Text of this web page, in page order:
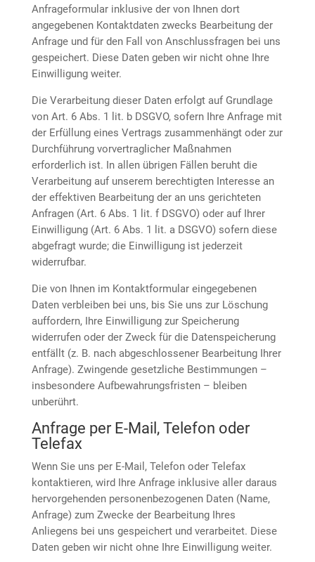
Anfrageformular inklusive der von Ihnen dort
angegebenen Kontaktdaten zwecks Bearbeitung der
Anfrage und für den Fall von Anschlussfragen bei uns
gespeichert. Diese Daten geben wir nicht ohne Ihre
Einwilligung weiter.
Die Verarbeitung dieser Daten erfolgt auf Grundlage
von Art. 6 Abs. 1 lit. b DSGVO, sofern Ihre Anfrage mit
der Erfüllung eines Vertrags zusammenhängt oder zur
Durchführung vorvertraglicher Maßnahmen
erforderlich ist. In allen übrigen Fällen beruht die
Verarbeitung auf unserem berechtigten Interesse an
der effektiven Bearbeitung der an uns gerichteten
Anfragen (Art. 6 Abs. 1 lit. f DSGVO) oder auf Ihrer
Einwilligung (Art. 6 Abs. 1 lit. a DSGVO) sofern diese
abgefragt wurde; die Einwilligung ist jederzeit
widerrufbar.
Die von Ihnen im Kontaktformular eingegebenen
Daten verbleiben bei uns, bis Sie uns zur Löschung
auffordern, Ihre Einwilligung zur Speicherung
widerrufen oder der Zweck für die Datenspeicherung
entfällt (z. B. nach abgeschlossener Bearbeitung Ihrer
Anfrage). Zwingende gesetzliche Bestimmungen –
insbesondere Aufbewahrungsfristen – bleiben
unberührt.
Anfrage per E-Mail, Telefon oder
Telefax
Wenn Sie uns per E-Mail, Telefon oder Telefax
kontaktieren, wird Ihre Anfrage inklusive aller daraus
hervorgehenden personenbezogenen Daten (Name,
Anfrage) zum Zwecke der Bearbeitung Ihres
Anliegens bei uns gespeichert und verarbeitet. Diese
Daten geben wir nicht ohne Ihre Einwilligung weiter.